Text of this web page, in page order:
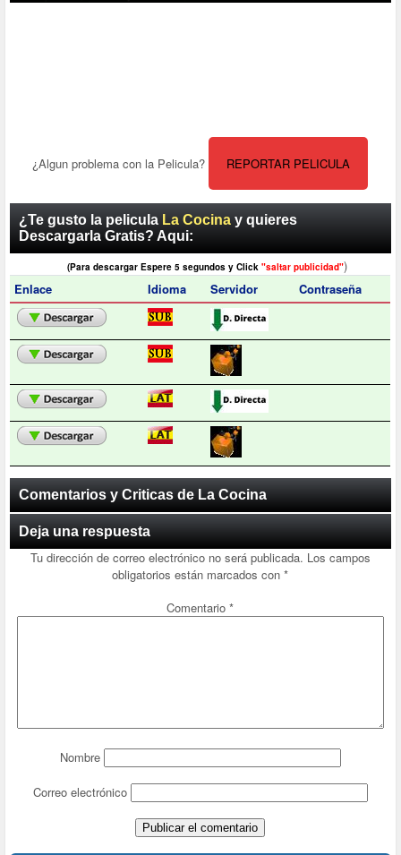
¿Algun problema con la Pelicula? REPORTAR PELICULA
¿Te gusto la pelicula La Cocina y quieres
Descargarla Gratis? Aqui:
(Para descargar Espere 5 segundos y Click "saltar publicidad")
Enlace
Idioma Servidor Contraseña
Comentarios y Criticas de La Cocina
Deja una respuesta
Tu dirección de correo electrónico no será publicada. Los campos
obligatorios están marcados con*
Comentario*
Nombre
Correo electrónico